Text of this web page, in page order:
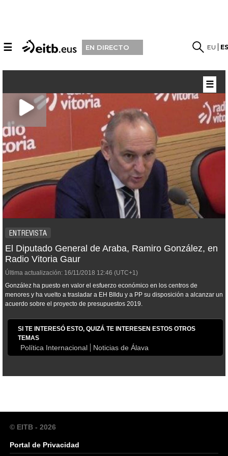
☰ EN DIRECTO EU
ENTREVISTA
El Diputado General de Araba, Ramiro González, en
Radio Vitoria Gaur
Última actualización: 16/11/2018 12:46 (UTC+1)
González ha puesto en valor el esfuerzo económico en los centros de
menores y ha vuelto a trasladar a EH BIldu y a PP su disposición a alcanzar un
acuerdo sobre el proyecto de presupuestos 2019.
SI TE INTERESÓ ESTO, QUIZÁ TE INTERESEN ESTOS OTROS
TEMAS
Política Internacional Noticias de Álava
☰
© EITB - 2026
Portal de Privacidad